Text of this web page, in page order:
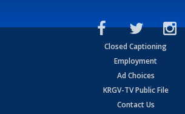
Closed Captioning
Employment
Ad Choices
KRGV-TV Public File
Contact Us